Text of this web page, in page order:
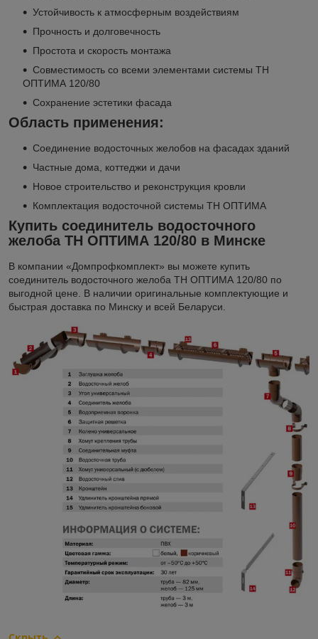
Устойчивость к атмосферным воздействиям
Прочность и долговечность
Простота и скорость монтажа
Совместимость со всеми элементами системы ТН
ОПТИМА 120/80
Сохранение эстетики фасада
Область применения:
Соединение водосточных желобов на фасадах зданий
Частные дома, коттеджи и дачи
Новое строительство и реконструкция кровли
Комплектация водосточной системы ТН ОПТИМА
Купить соединитель водосточного
желоба ТН ОПТИМА 120/80 в Минске
В компании «Домпрофкомплект» вы можете купить
соединитель водосточного желоба ТН ОПТИМА 120/80 по
выгодной цене. В наличии оригинальные комплектующие и
быстрая доставка по Минску и всей Беларуси.